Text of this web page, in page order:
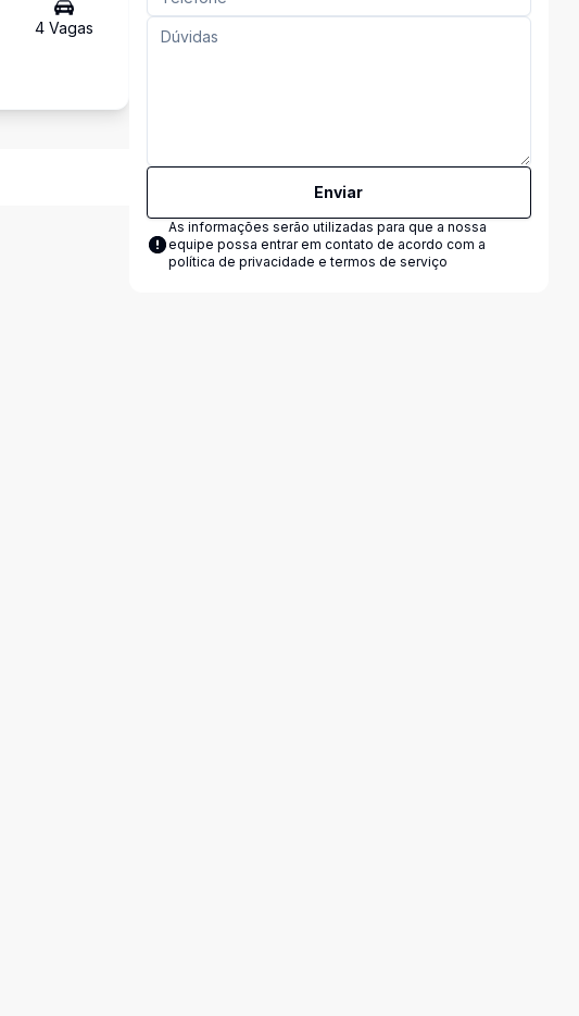
4Vagas
Enviar
As informações serão utilizadas para que a nossa
equipe possa entrar em contato de acordo com a
política de privacidade e termos de serviço